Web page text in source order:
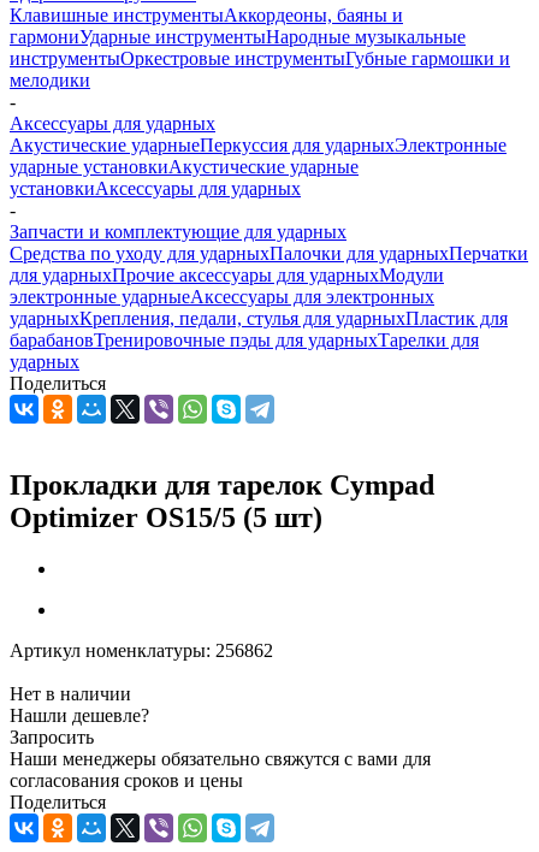
Клавишные инструментыАккордеоны, баяны и
гармониУдарные инструментыНародные музыкальные
инструментыОркестровые инструментыГубные гармошки и
мелодики
-
Аксессуары для ударных
Акустические ударныеПеркуссия для ударныхЭлектронные
ударные установкиАкустические ударные
установкиАксессуары для ударных
-
Запчасти и комплектующие для ударных
Средства по уходу для ударныхПалочки для ударныхПерчатки
для ударныхПрочие аксессуары для ударныхМодули
электронные ударныеАксессуары для электронных
ударныхКрепления, педали, стулья для ударныхПластик для
барабановТренировочные пэды для ударныхТарелки для
ударных
Поделиться
Прокладки для тарелок Cympad
Optimizer OS15/5 (5 шт)
Артикул номенклатуры: 256862
Нет в наличии
Нашли дешевле?
Запросить
Наши менеджеры обязательно свяжутся с вами для
согласования сроков и цены
Поделиться